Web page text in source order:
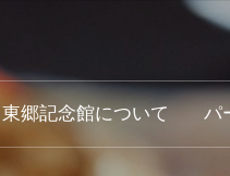
東郷記念館について パ